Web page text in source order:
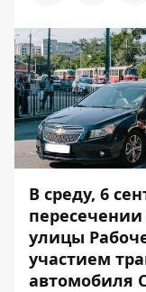
В среду, 6
улицы
участием
автомобиля